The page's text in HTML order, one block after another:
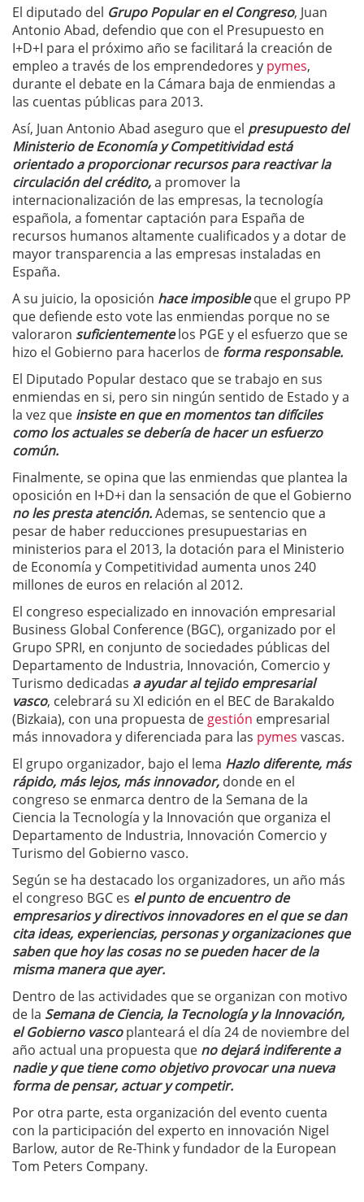
El diputado del Grupo Popular en el Congreso, Juan
Antonio Abad, defendio que con el Presupuesto en
I+D+I para el próximo año se facilitará la creación de
empleo a través de los emprendedores y pymes,
durante el debate en la Cámara baja de enmiendas a
las cuentas públicas para 2013.
Así, Juan Antonio Abad aseguro que el presupuesto del
Ministerio de Economía y Competitividad está
orientado a proporcionar recursos para reactivar la
circulación del crédito,a promover la
internacionalización de las empresas, la tecnología
española, a fomentar captación para España de
recursos humanos altamente cualificados y a dotar de
mayor transparencia a las empresas instaladas en
España.
A su juicio, la oposición hace imposible que el grupo PP
que defiende esto vote las enmiendas porque no se
valoraron suficientementelos PGE y el esfuerzo que se
hizo el Gobierno para hacerlos de forma responsable.
El Diputado Popular destaco que se trabajo en sus
enmiendas en si, pero sin ningún sentido de Estado y a
la vez que insiste en que en momentos tan difíciles
como los actuales se debería de hacer un esfuerzo
común.
Finalmente, se opina que las enmiendas que plantea la
oposición en I+D+i dan la sensación de que el Gobierno
no les presta atención.Ademas, se sentencio que a
pesar de haber reducciones presupuestarias en
ministerios para el 2013, la dotación para el Ministerio
de Economía y Competitividad aumenta unos 240
millones de euros en relación al 2012.
El congreso especializado en innovación empresarial
Business Global Conference (BGC), organizado por el
Grupo SPRI, en conjunto de sociedades públicas del
Departamento de Industria, Innovación, Comercio y
Turismo dedicadas a ayudar al tejido empresarial
vasco, celebrará su XI edición en el BEC de Barakaldo
(Bizkaia), con una propuesta de gestión empresarial
más innovadora y diferenciada para las pymes vascas.
El grupo organizador, bajo el lema Hazlo diferente, más
rápido, más lejos, más innovador, donde en el
congreso se enmarca dentro de la Semana de la
Ciencia la Tecnología y la Innovación que organiza el
Departamento de Industria, Innovación Comercio y
Turismo del Gobierno vasco.
Según se ha destacado los organizadores, un año más
el congreso BGC es el punto de encuentro de
empresarios y directivos innovadores en el que se dan
cita ideas, experiencias, personas y organizaciones que
saben que hoy las cosas no se pueden hacer de la
misma manera que ayer.
Dentro de las actividades que se organizan con motivo
de la Semana de Ciencia, la Tecnología y la Innovación,
el Gobierno vascoplanteará el día 24 de noviembre del
año actual una propuesta que no dejará indiferente a
nadie y que tiene como objetivo provocar una nueva
forma de pensar, actuar y competir.
Por otra parte, esta organización del evento cuenta
con la participación del experto en innovación Nigel
Barlow, autor de Re-Think y fundador de la European
Tom Peters Company.